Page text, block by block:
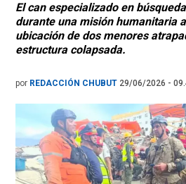
El can especializado en
durante una misión humanitaria
ubicación de dos menores
estructura colapsada.
por REDACCIÓN CHUBUT 29/06/2026 -